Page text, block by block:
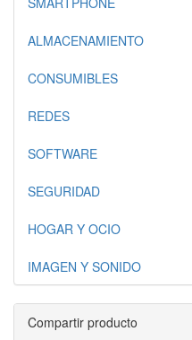
ALMACENAMIENTO
CONSUMIBLES
REDES
SOFTWARE
SEGURIDAD
HOGAR Y OCIO
IMAGEN Y SONIDO
Compartir producto